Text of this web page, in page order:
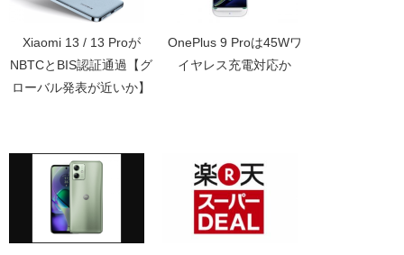
Xiaomi 13 / 13 Proが
NBTCとBIS認証通過【グ
ローバル発表が近いか】
OnePlus 9 Proは45Wワ
イヤレス充電対応か